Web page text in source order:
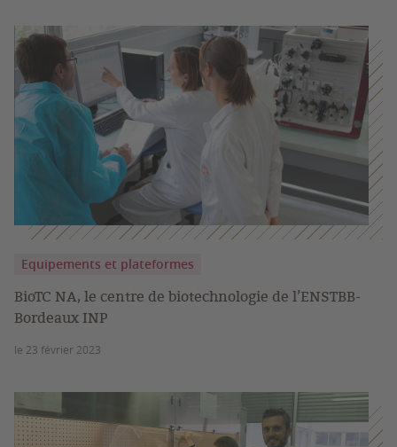
Equipements et plateformes
BioTC NA, le centre de biotechnologie de l’ENSTBB-
Bordeaux INP
le 23 février 2023